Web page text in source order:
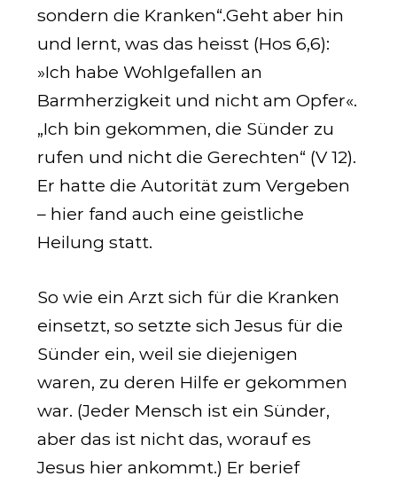
sondern die Kranken“.Geht aber hin
und lernt, was das heisst (Hos 6,6):
»Ich habe Wohlgefallen an
Barmherzigkeit und nicht am Opfer«.
„Ich bin gekommen, die Sünder zu
rufen und nicht die Gerechten“ (V 12).
Er hatte die Autorität zum Vergeben
– hier fand auch eine geistliche
Heilung statt.
So wie ein Arzt sich für die Kranken
einsetzt, so setzte sich Jesus für die
Sünder ein, weil sie diejenigen
waren, zu deren Hilfe er gekommen
war. (Jeder Mensch ist ein Sünder,
aber das ist nicht das, worauf es
Jesus hier ankommt.) Er berief